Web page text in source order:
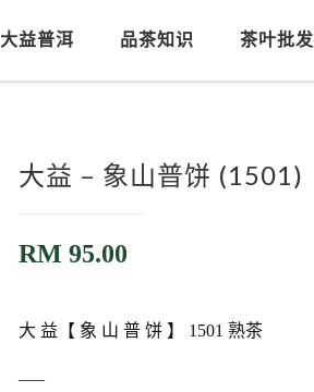
大益普洱 品茶知识 茶叶批发
大益 – 象山普饼 (1501)
RM 95.00
大 益【 象 山 普 饼 】 1501 熟茶
—–